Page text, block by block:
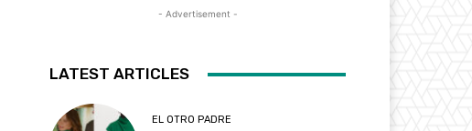
- Advertisement -
LATEST ARTICLES
EL OTRO PADRE